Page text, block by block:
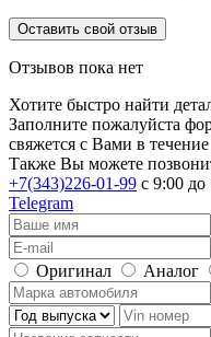
Оставить свой отзыв
Отзывов пока нет
Хотите быстро найти
Заполните пожалуйста
свяжется с Вами в
Также Вы можете
+7(343)226-01-99 с 9:00 до
Telegram
Оригинал Аналог